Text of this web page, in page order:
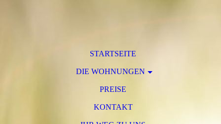
STARTSEITE
DIE WOHNUNGEN
PREISE
KONTAKT